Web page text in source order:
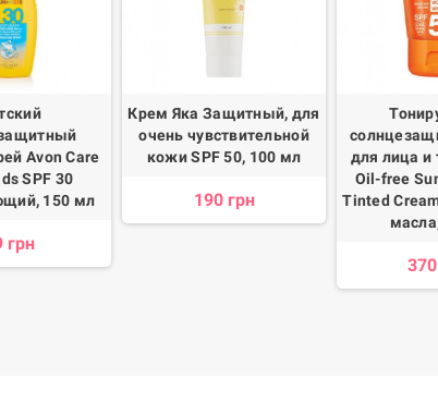
Avon Care
SPF 30
150 мл
грн
Крем Яка Защитный, для
очень чувствительной
кожи SPF 50, 100 мл
190 грн
для лица и
Oil-free
Tinted